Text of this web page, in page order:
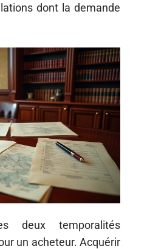
dont la demande
deux temporalités
un acheteur. Acquérir